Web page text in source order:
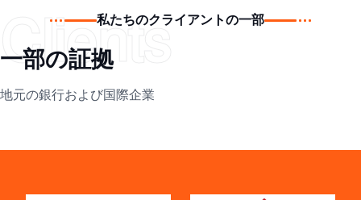
Clients私たちのクライアントの一部
一部の証拠
地元の銀行および国際企業